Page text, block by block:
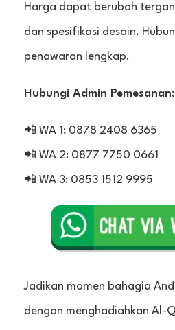
Harga dapat berubah
dan spesifikasi desain.
penawaran lengkap.
Hubungi Admin Pemesanan:
📲 WA 1: 0878 2408 6365
📲 WA 2: 0877 7750 0661
📲 WA 3: 0853 1512 9995
Jadikan momen bahagia
dengan menghadiahkan Al-